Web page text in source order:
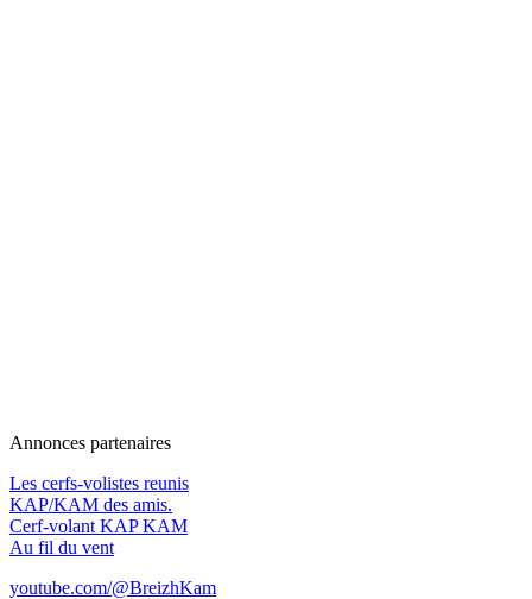
Annonces partenaires
Les cerfs-volistes reunis
KAP/KAM des amis.
Cerf-volant KAP KAM
Au fil du vent
youtube.com/@BreizhKam